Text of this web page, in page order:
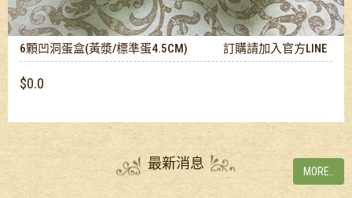
6顆凹洞蛋盒(黃漿/標準蛋4.5CM) 訂購請加入官方LINE
$0.0
最新消息 MORE..